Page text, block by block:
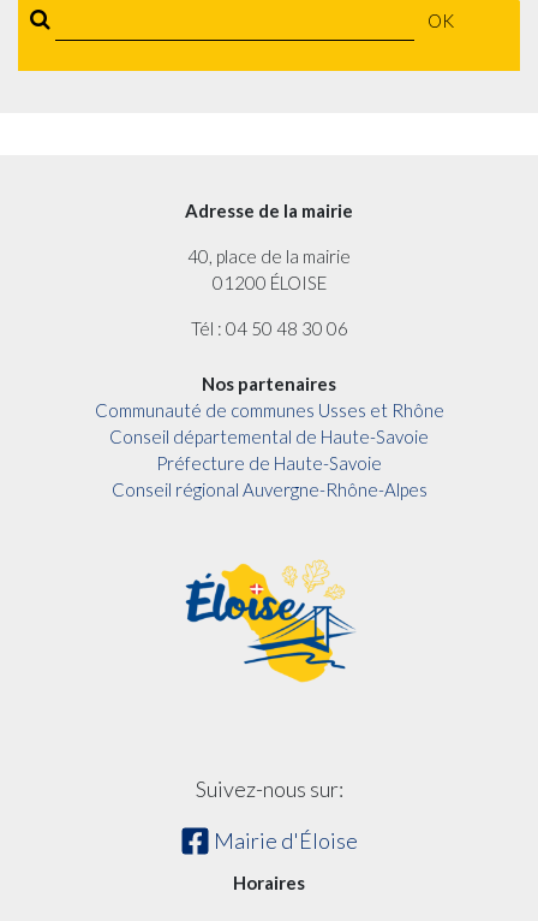
OK
Adresse de la mairie
40, place de la mairie
01200 ÉLOISE
Tél : 04 50 48 30 06
Nos partenaires
Communauté de communes Usses et Rhône
Conseil départemental de Haute-Savoie
Préfecture de Haute-Savoie
Conseil régional Auvergne-Rhône-Alpes
Suivez-nous sur:
Mairie d'Éloise
Horaires